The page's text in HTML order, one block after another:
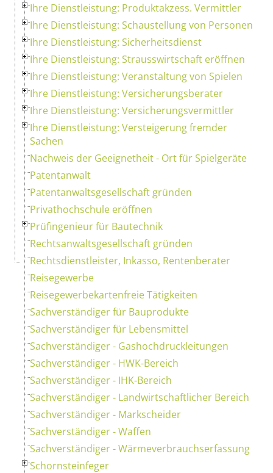
Ihre Dienstleistung: Produktakzess. Vermittler
Ihre Dienstleistung: Schaustellung von Personen
Ihre Dienstleistung: Sicherheitsdienst
Ihre Dienstleistung: Strausswirtschaft eröffnen
Ihre Dienstleistung: Veranstaltung von Spielen
Ihre Dienstleistung: Versicherungsberater
Ihre Dienstleistung: Versicherungsvermittler
Ihre Dienstleistung: Versteigerung fremder
Sachen
Nachweis der Geeignetheit - Ort für Spielgeräte
Patentanwalt
Patentanwaltsgesellschaft gründen
Privathochschule eröffnen
Prüfingenieur für Bautechnik
Rechtsanwaltsgesellschaft gründen
Rechtsdienstleister, Inkasso, Rentenberater
Reisegewerbe
Reisegewerbekartenfreie Tätigkeiten
Sachverständiger für Bauprodukte
Sachverständiger für Lebensmittel
Sachverständiger - Gashochdruckleitungen
Sachverständiger - HWK-Bereich
Sachverständiger - IHK-Bereich
Sachverständiger - Landwirtschaftlicher Bereich
Sachverständiger - Markscheider
Sachverständiger - Waffen
Sachverständiger - Wärmeverbrauchserfassung
Schornsteinfeger